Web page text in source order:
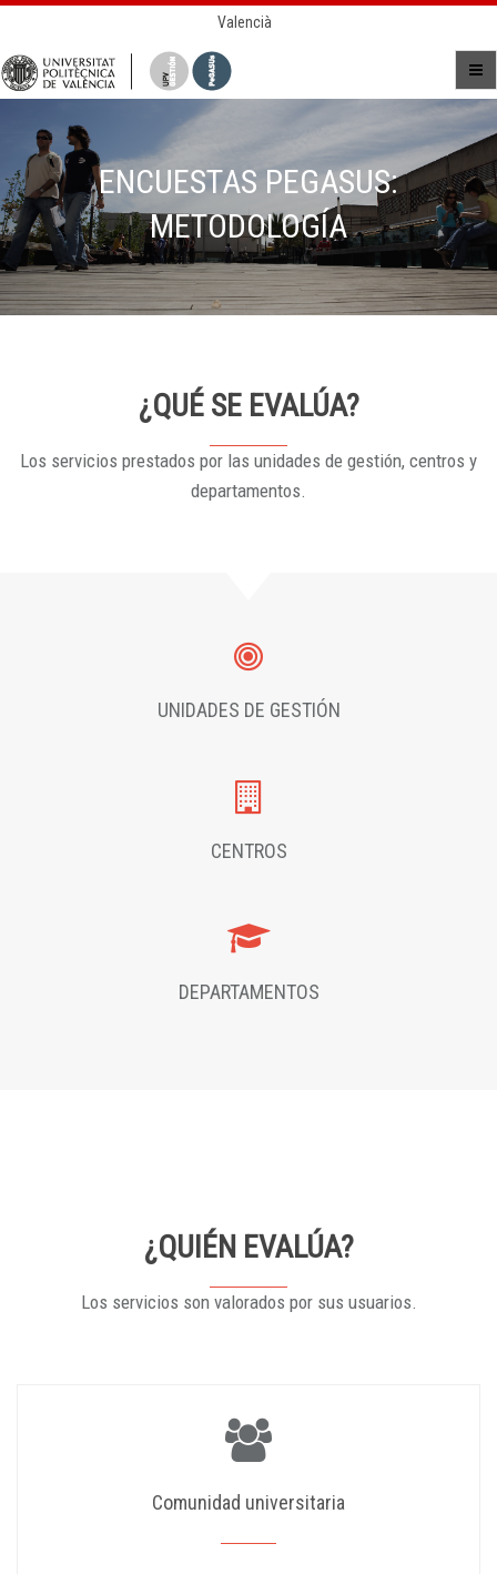
Valencià
ENCUESTAS PEGASUS:
METODOLOGÍA
¿QUÉ SE EVALÚA?
Los servicios prestados por las unidades de gestión, centros y
departamentos.
UNIDADES DE GESTIÓN
CENTROS
DEPARTAMENTOS
¿QUIÉN EVALÚA?
Los servicios son valorados por sus usuarios.
Comunidad universitaria